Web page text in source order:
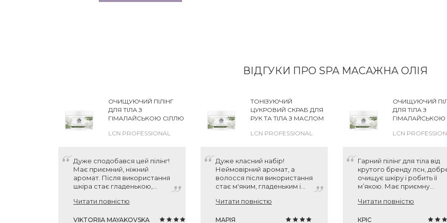
ВІДГУКИ ПРО SPA МАСАЖНА ОЛІЯ
ОЧИЩУЮЧИЙ ПІЛІНГ
ДЛЯ ТІЛА З
ГІМАЛАЙСЬКОЮ СІЛЛЮ
PEELING
LCN PROFESSIONAL
Дуже сподобався цей пілінг!
Має приємний, ніжний
аромат. Після використання
шкіра стає гладенькою,
зволоженою, ніби після SPA-
вистачає надовго,
Читати повністю
VIKTORIIA MAYAKOVSKA
ТОНІЗУЮЧИЙ
ЦУКРОВИЙ СКРАБ ДЛЯ
РУК ТА ТІЛА З МАСЛОМ
LEMON SUGAR SCRUB
LCN PROFESSIONAL
Дуже класний набір!
Неймовірний аромат, а
волосся після використання
стає м'яким, гладеньким і
що все красиво оформлено
себе, так і на подарунок!
Читати повністю
МАРІЯ
ОЧИЩУЮЧИЙ
ДЛЯ ТІЛА З
ГІМАЛАЙСЬКОЮ
PEELING
LCN
Гарний пілінг для тіла від
крутого бренду лсн,
очищує шкіру і робить її
м’якою. Має приємну
змивається. Після
гладенька, без сухості.
Читати повністю
КРІС